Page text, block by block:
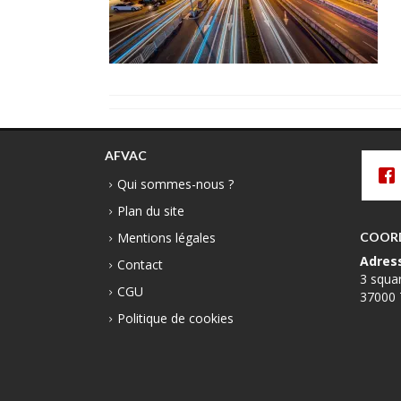
AFVAC
Qui sommes-nous ?
Plan du site
Mentions légales
Contact
CGU
Politique de cookies
3
37000